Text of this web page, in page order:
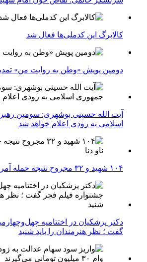
کالابرگ این کدملی‌ها فعال شد
دومین پویش «وطن به روایت من»
آیت الله حسینی بوشهری: سومین
اسلامی به زودی اعلام خواهد شد
۱۰۴ شهید و ۳۲ مجروح نتیجه حمله آمریکا به ناو دنا
دکتر پزشکیان در اختتامیه
گفت ؛ نظر هنرمندان را باید شنید